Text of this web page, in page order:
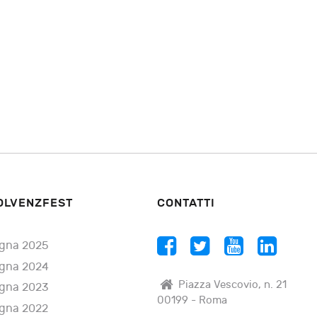
2025
2024
2023
2022
CONTATTI
Piazza Vescovio, n. 21
00199 - Roma